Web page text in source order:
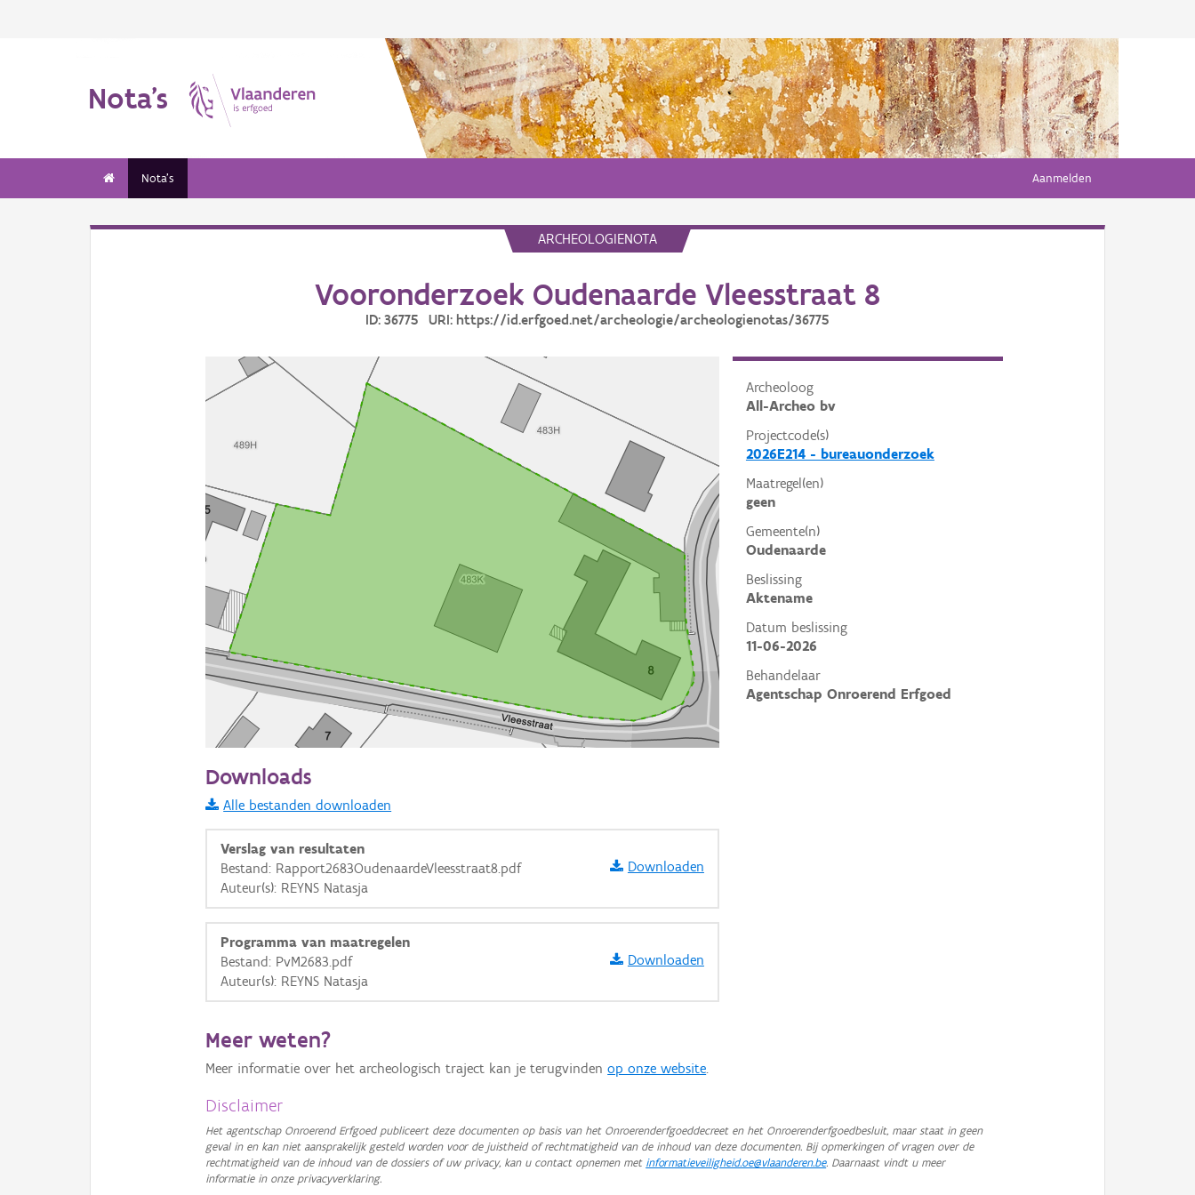
Nota's
Nota's Aanmelden
ARCHEOLOGIENOTA
Vooronderzoek Oudenaarde Vleesstraat 8
ID: 36775 URI: https://id.erfgoed.net/archeologie/archeologienotas/36775
Archeoloog
All-Archeo bv
Projectcode(s)
2026E214 - bureauonderzoek
Maatregel(en)
geen
Gemeente(n)
Oudenaarde
Beslissing
Aktename
Datum beslissing
11-06-2026
Behandelaar
Agentschap Onroerend Erfgoed
Informatie Vlaanderen
i
+ −
OSM-Basiskaart
GRB-Basiskaart in grijswaarden
Downloads
Alle bestanden downloaden
Verslag van resultaten
Bestand: Rapport2683OudenaardeVleesstraat8.pdf
Auteur(s): REYNS Natasja
Downloaden
Programma van maatregelen
Bestand: PvM2683.pdf
Auteur(s): REYNS Natasja
Downloaden
Meer weten?
Meer informatie over het archeologisch traject kan je terugvindenop onze website.
Disclaimer
Het agentschap Onroerend Erfgoed publiceert deze documenten op basis van het Onroerenderfgoeddecreet en het Onroerenderfgoedbesluit, maar staat in geen
geval in en kan niet aansprakelijk gesteld worden voor de juistheid of rechtmatigheid van de inhoud van deze documenten. Bij opmerkingen of vragen over de
rechtmatigheid van de inhoud van de dossiers of uw privacy, kan u contact opnemen met informatieveiligheid.oe@vlaanderen.be. Daarnaast vindt u meer
informatie in onze privacyverklaring.